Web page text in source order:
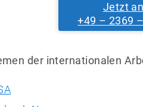
Jetzt
+49 – 2369
der internationalen